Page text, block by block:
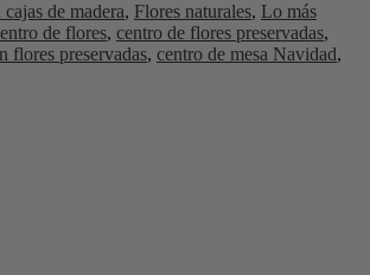
de madera, Flores naturales, Lo más
de flores, centro de flores preservadas,
flores preservadas, centro de mesa Navidad,